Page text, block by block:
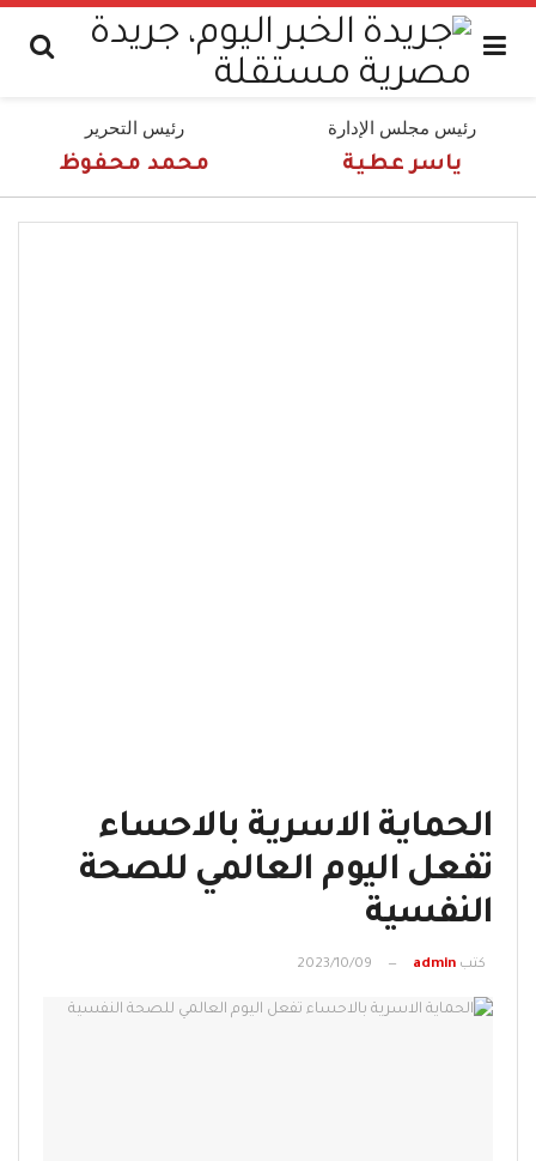
رئيس مجلس الإدارة
ياسر عطية
رئيس التحرير
محمد محفوظ
الحماية الاسرية بالاحساء
تفعل اليوم العالمي للصحة
النفسية
كتب admin
2023/10/09